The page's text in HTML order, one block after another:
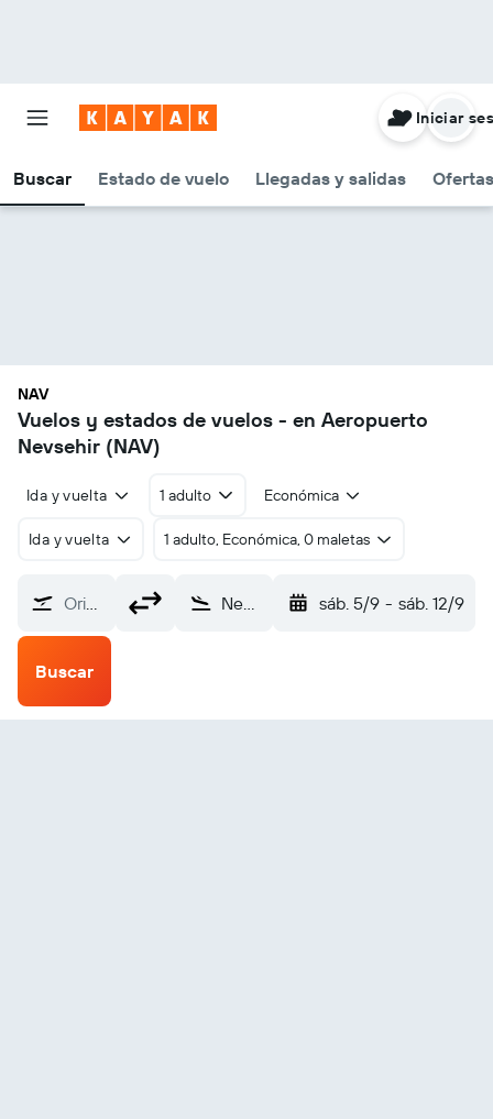
Buscar Estado de vuelo Llegadas y salidas Ofertas
Iniciar
NAV
Vuelos y estados de vuelos - en Aeropuerto
Nevsehir (NAV)
Ida y vuelta 1 adulto Económica
Ida y vuelta 1 adulto, Económica, 0 maletas
Origen Nevsehir (NAV) sáb. 5/9 - sáb. 12/9
Buscar